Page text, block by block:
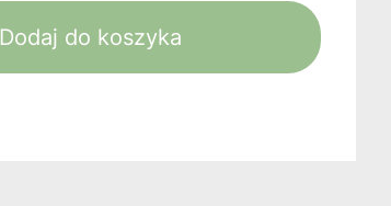
Dodaj do koszyka